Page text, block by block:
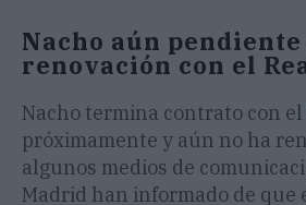
Nacho aún pendiente
renovación con el
Nacho termina contrato con el
próximamente y aún no ha
algunos medios de
Madrid han informado de que